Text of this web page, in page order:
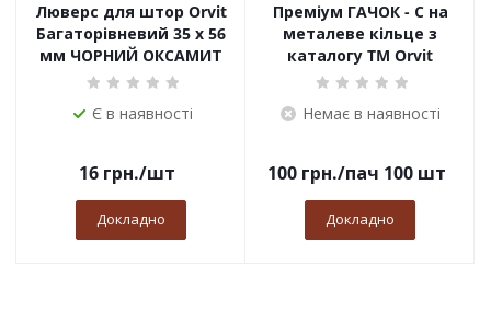
Люверс для штор Orvit
Багаторівневий 35 х 56
мм ЧОРНИЙ ОКСАМИТ
Є в наявності
16 грн./шт
Докладно
Преміум ГАЧОК - С на
металеве кільце з
каталогу TM Orvit
Немає в наявності
100грн./пач 100 шт
Докладно